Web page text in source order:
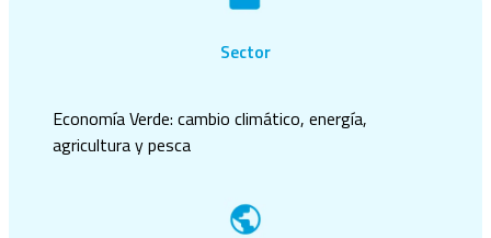
Sector
Economía Verde: cambio climático, energía,
agricultura y pesca